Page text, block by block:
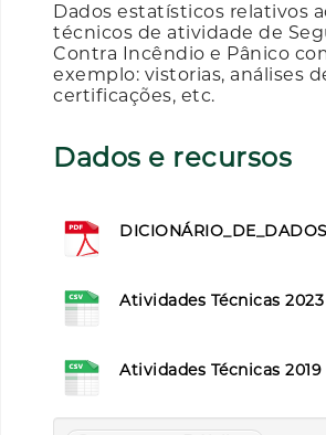
Dados estatísticos relativos
técnicos de atividade de
Contra Incêndio e Pânico
exemplo: vistorias, análises
certificações, etc.
Dados e recursos
Atividades Técnicas
Atividades Técnicas 2019